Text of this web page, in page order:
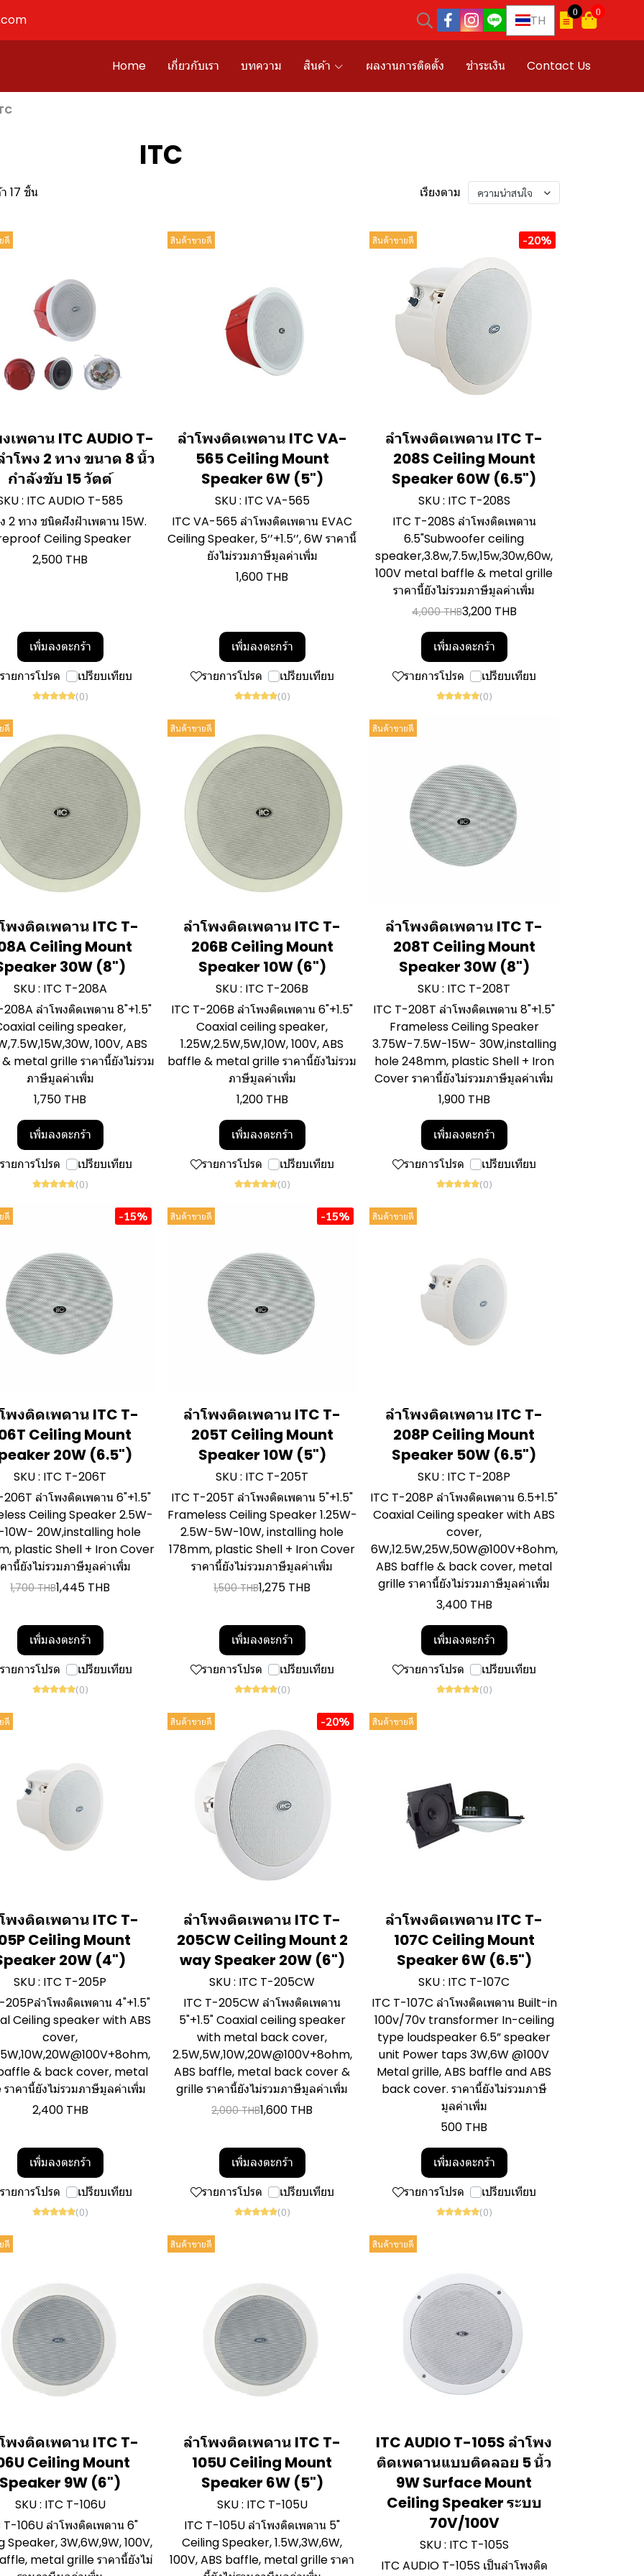
TH
0 0
Home เกี่ยวกับเรา บทความ สินค้า ผลงานการติดตั้ง ชำระเงิน Contact Us
ITC
17 ชิ้น เรียงตาม ความน่าสนใจ
ดี
เพดาน ITC AUDIO T-
ำโพง 2 ทาง ขนาด 8 นิ้ว
กำลังขับ 15 วัตต์
: ITC AUDIO T-585
2 ทาง ชนิดฝังฝ้าเพดาน 15W.
Ceiling Speaker
2,500 THB
เพิ่มลงตะกร้า
รายการโปรด เปรียบเทียบ
(0)
สินค้าขายดี
ลำโพงติดเพดาน ITC VA-
565 Ceiling Mount
Speaker 6W (5")
SKU : ITC VA-565
ITC VA-565 ลำโพงติดเพดาน EVAC
Ceiling Speaker, 5‘’+1.5‘’, 6W ราคานี้
ยังไม่รวมภาษีมูลค่าเพิ่ม
1,600 THB
เพิ่มลงตะกร้า
รายการโปรด เปรียบเทียบ
(0)
สินค้าขายดี -20%
ลำโพงติดเพดาน ITC T-
208S Ceiling Mount
Speaker 60W (6.5")
SKU : ITC T-208S
ITC T-208S ลำโพงติดเพดาน
6.5"Subwoofer ceiling
speaker,3.8w,7.5w,15w,30w,60w,
100V metal baffle & metal grille
ราคานี้ยังไม่รวมภาษีมูลค่าเพิ่ม
4,000 THB3,200 THB
เพิ่มลงตะกร้า
รายการโปรด เปรียบเทียบ
(0)
ดี
พงติดเพดาน ITC T-
Ceiling Mount
30W (8")
SKU : ITC T-208A
ลำโพงติดเพดาน 8"+1.5"
ceiling speaker,
100V, ABS
metal grille ราคานี้ยังไม่รวม
ภาษีมูลค่าเพิ่ม
1,750 THB
เพิ่มลงตะกร้า
รายการโปรด เปรียบเทียบ
(0)
สินค้าขายดี
ลำโพงติดเพดาน ITC T-
206B Ceiling Mount
Speaker 10W (6")
SKU : ITC T-206B
ITC T-206B ลำโพงติดเพดาน 6"+1.5"
Coaxial ceiling speaker,
1.25W,2.5W,5W,10W, 100V, ABS
baffle & metal grille ราคานี้ยังไม่รวม
ภาษีมูลค่าเพิ่ม
1,200 THB
เพิ่มลงตะกร้า
รายการโปรด เปรียบเทียบ
(0)
สินค้าขายดี
ลำโพงติดเพดาน ITC T-
208T Ceiling Mount
Speaker 30W (8")
SKU : ITC T-208T
ITC T-208T ลำโพงติดเพดาน 8"+1.5"
Frameless Ceiling Speaker
3.75W-7.5W-15W- 30W,installing
hole 248mm, plastic Shell + Iron
Cover ราคานี้ยังไม่รวมภาษีมูลค่าเพิ่ม
1,900 THB
เพิ่มลงตะกร้า
รายการโปรด เปรียบเทียบ
(0)
ดี -15%
พงติดเพดาน ITC T-
Ceiling Mount
20W (6.5")
SKU : ITC T-206T
ลำโพงติดเพดาน 6"+1.5"
Ceiling Speaker 2.5W-
10W- 20W,installing hole
plastic Shell + Iron Cover
านี้ยังไม่รวมภาษีมูลค่าเพิ่ม
1,700 THB1,445 THB
เพิ่มลงตะกร้า
รายการโปรด เปรียบเทียบ
(0)
สินค้าขายดี -15%
ลำโพงติดเพดาน ITC T-
205T Ceiling Mount
Speaker 10W (5")
SKU : ITC T-205T
ITC T-205T ลำโพงติดเพดาน 5"+1.5"
Frameless Ceiling Speaker 1.25W-
2.5W-5W-10W, installing hole
178mm, plastic Shell + Iron Cover
ราคานี้ยังไม่รวมภาษีมูลค่าเพิ่ม
1,500 THB1,275 THB
เพิ่มลงตะกร้า
รายการโปรด เปรียบเทียบ
(0)
สินค้าขายดี
ลำโพงติดเพดาน ITC T-
208P Ceiling Mount
Speaker 50W (6.5")
SKU : ITC T-208P
ITC T-208P ลำโพงติดเพดาน 6.5+1.5"
Coaxial Ceiling speaker with ABS
cover,
6W,12.5W,25W,50W@100V+8ohm,
ABS baffle & back cover, metal
grille ราคานี้ยังไม่รวมภาษีมูลค่าเพิ่ม
3,400 THB
เพิ่มลงตะกร้า
รายการโปรด เปรียบเทียบ
(0)
ดี
พงติดเพดาน ITC T-
Ceiling Mount
20W (4")
SKU : ITC T-205P
205Pลำโพงติดเพดาน 4"+1.5"
Ceiling speaker with ABS
cover,
& back cover, metal
าคานี้ยังไม่รวมภาษีมูลค่าเพิ่ม
2,400 THB
เพิ่มลงตะกร้า
รายการโปรด เปรียบเทียบ
(0)
สินค้าขายดี -20%
ลำโพงติดเพดาน ITC T-
205CW Ceiling Mount 2
way Speaker 20W (6")
SKU : ITC T-205CW
ITC T-205CW ลำโพงติดเพดาน
5"+1.5" Coaxial ceiling speaker
with metal back cover,
2.5W,5W,10W,20W@100V+8ohm,
ABS baffle, metal back cover &
grille ราคานี้ยังไม่รวมภาษีมูลค่าเพิ่ม
2,000 THB1,600 THB
เพิ่มลงตะกร้า
รายการโปรด เปรียบเทียบ
(0)
สินค้าขายดี
ลำโพงติดเพดาน ITC T-
107C Ceiling Mount
Speaker 6W (6.5")
SKU : ITC T-107C
ITC T-107C ลำโพงติดเพดาน Built-in
100v/70v transformer In-ceiling
type loudspeaker 6.5” speaker
unit Power taps 3W,6W @100V
Metal grille, ABS baffle and ABS
back cover. ราคานี้ยังไม่รวมภาษี
มูลค่าเพิ่ม
500 THB
เพิ่มลงตะกร้า
รายการโปรด เปรียบเทียบ
(0)
ดี
พงติดเพดาน ITC T-
Ceiling Mount
Speaker 9W (6")
SKU : ITC T-106U
T-106U ลำโพงติดเพดาน 6"
Speaker, 3W,6W,9W, 100V,
metal grille ราคานี้ยังไม่
สินค้าขายดี
ลำโพงติดเพดาน ITC T-
105U Ceiling Mount
Speaker 6W (5")
SKU : ITC T-105U
ITC T-105U ลำโพงติดเพดาน 5"
Ceiling Speaker, 1.5W,3W,6W,
100V, ABS baffle, metal grille ราคา
สินค้าขายดี
ITC AUDIO T-105S ลำโพง
ติดเพดานแบบติดลอย 5 นิ้ว
9W Surface Mount
Ceiling Speaker ระบบ
70V/100V
SKU : ITC T-105S
ITC AUDIO T-105S เป็นลำโพงติด